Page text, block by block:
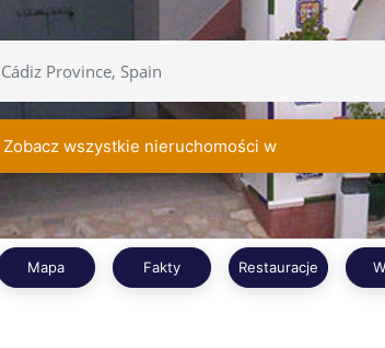
Zobacz wszystkie nieruchomości w
Mapa Fakty Restauracje